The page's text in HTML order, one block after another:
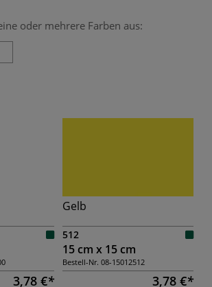
oder mehrere Farben aus:
3,78 €
Gelb
512
15 cm x 15 cm
Bestell-Nr. 08-15012512
3,78 €